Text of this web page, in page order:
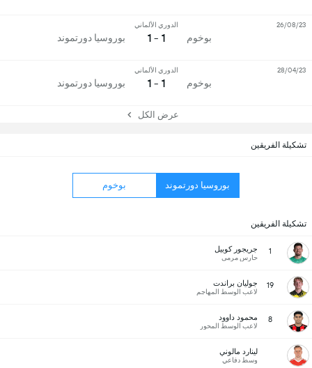
تشكيلة الفريقين
بوروسيا دورتموند بوخوم
تشكيلة الفريقين
1 جريجور كوبيل
حارس مرمى
19 جوليان براندت
لاعب الوسط المهاجم
8 محمود داوود
لاعب الوسط المحور
لينارد مالوني
وسط دفاعي
بوخوم
الدوري الألماني
1 - 1 بوروسيا دورتموند
26/08/23
بوخوم
الدوري الألماني
1 - 1 بوروسيا دورتموند
28/04/23
عرض الكل